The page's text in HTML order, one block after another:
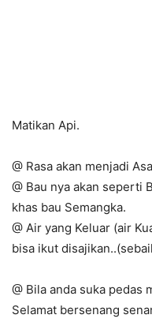
Matikan Api.
@ Rasa akan menjadi
@ Bau nya akan seperti
khas bau Semangka.
@ Air yang Keluar (air
bisa ikut
@ Bila anda suka pedas
Selamat bersenang